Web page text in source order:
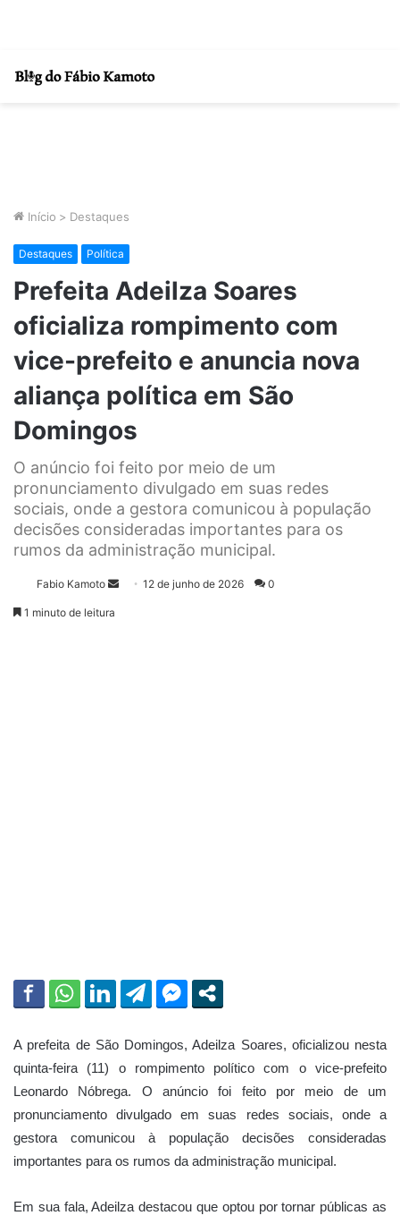
Início > Destaques
Destaques Política
Prefeita Adeilza Soares
oficializa rompimento com
vice-prefeito e anuncia nova
aliança política em São
Domingos
O anúncio foi feito por meio de um
pronunciamento divulgado em suas redes
sociais, onde a gestora comunicou à população
decisões consideradas importantes para os
rumos da administração municipal.
Fabio Kamoto 12 de junho de 2026 0
1 minuto de leitura
A prefeita de São Domingos, Adeilza Soares, oficializou nesta
quinta-feira (11) o rompimento político com o vice-prefeito
Leonardo Nóbrega. O anúncio foi feito por meio de um
pronunciamento divulgado em suas redes sociais, onde a
gestora comunicou à população decisões consideradas
importantes para os rumos da administração municipal.
Em sua fala, Adeilza destacou que optou por tornar públicas as